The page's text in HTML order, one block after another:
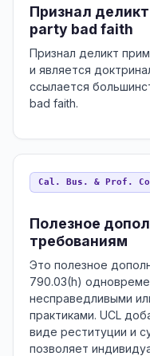
Признал
party bad faith
Признал деликт
и является
ссылается
bad faith.
Cal. Bus. & Prof.
Полезное
требованиям
Это полезное
790.03(h)
несправедливыми
практиками. UCL
виде реституции и
позволяет